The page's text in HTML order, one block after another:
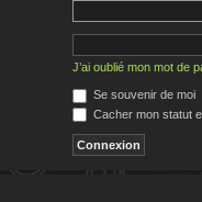
J’ai oublié mon mot de
Se souvenir de moi
Cacher mon statut